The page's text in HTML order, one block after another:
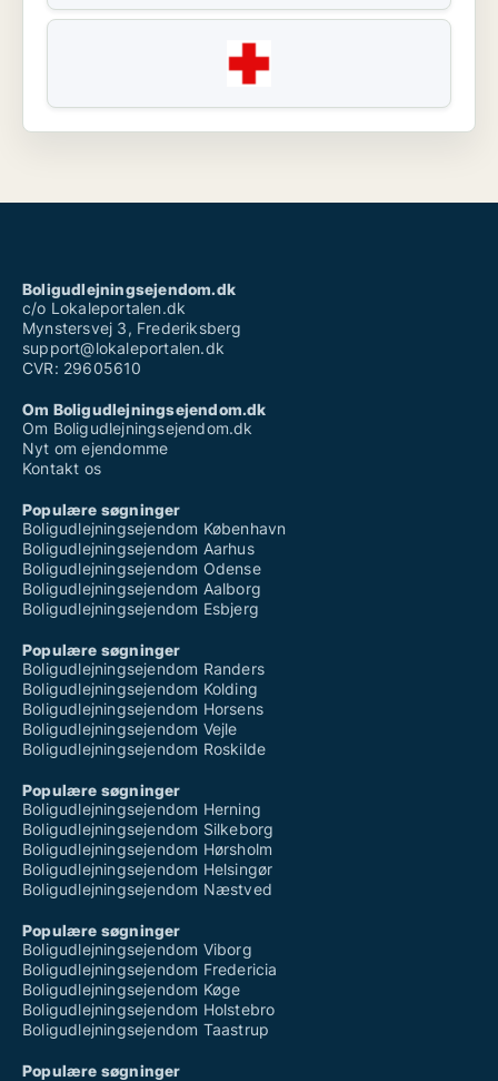
Boligudlejningsejendom.dk
c/o Lokaleportalen.dk
Mynstersvej 3, Frederiksberg
support@lokaleportalen.dk
CVR: 29605610
Om Boligudlejningsejendom.dk
Om Boligudlejningsejendom.dk
Nyt om ejendomme
Kontakt os
Populære søgninger
Boligudlejningsejendom København
Boligudlejningsejendom Aarhus
Boligudlejningsejendom Odense
Boligudlejningsejendom Aalborg
Boligudlejningsejendom Esbjerg
Populære søgninger
Boligudlejningsejendom Randers
Boligudlejningsejendom Kolding
Boligudlejningsejendom Horsens
Boligudlejningsejendom Vejle
Boligudlejningsejendom Roskilde
Populære søgninger
Boligudlejningsejendom Herning
Boligudlejningsejendom Silkeborg
Boligudlejningsejendom Hørsholm
Boligudlejningsejendom Helsingør
Boligudlejningsejendom Næstved
Populære søgninger
Boligudlejningsejendom Viborg
Boligudlejningsejendom Fredericia
Boligudlejningsejendom Køge
Boligudlejningsejendom Holstebro
Boligudlejningsejendom Taastrup
Populære søgninger